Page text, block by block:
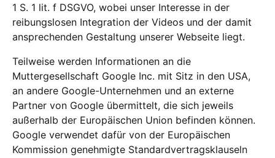
1 S. 1 lit. f DSGVO, wobei unser Interesse in der
reibungslosen Integration der Videos und der damit
ansprechenden Gestaltung unserer Webseite liegt.
Teilweise werden Informationen an die
Muttergesellschaft Google Inc. mit Sitz in den USA,
an andere Google-Unternehmen und an externe
Partner von Google übermittelt, die sich jeweils
außerhalb der Europäischen Union befinden können.
Google verwendet dafür von der Europäischen
Kommission genehmigte Standardvertragsklauseln